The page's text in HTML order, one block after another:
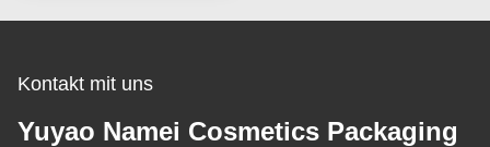
Verpackung
Kontakt mit uns
Yuyao Namei Cosmetics Packaging